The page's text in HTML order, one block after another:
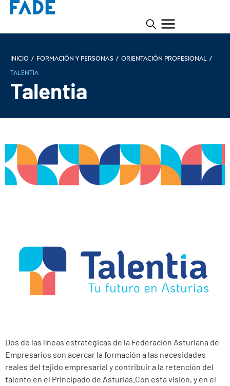
Inicio / Formación y personas / Orientación profesional /
Talentia
Talentia
Dos de las líneas estratégicas de la Federación Asturiana de
Empresarios son acercar la formación a las necesidades
reales del tejido empresarial y contribuir a la retención del
talento en el Principado de Asturias. Con esta visión, y en el